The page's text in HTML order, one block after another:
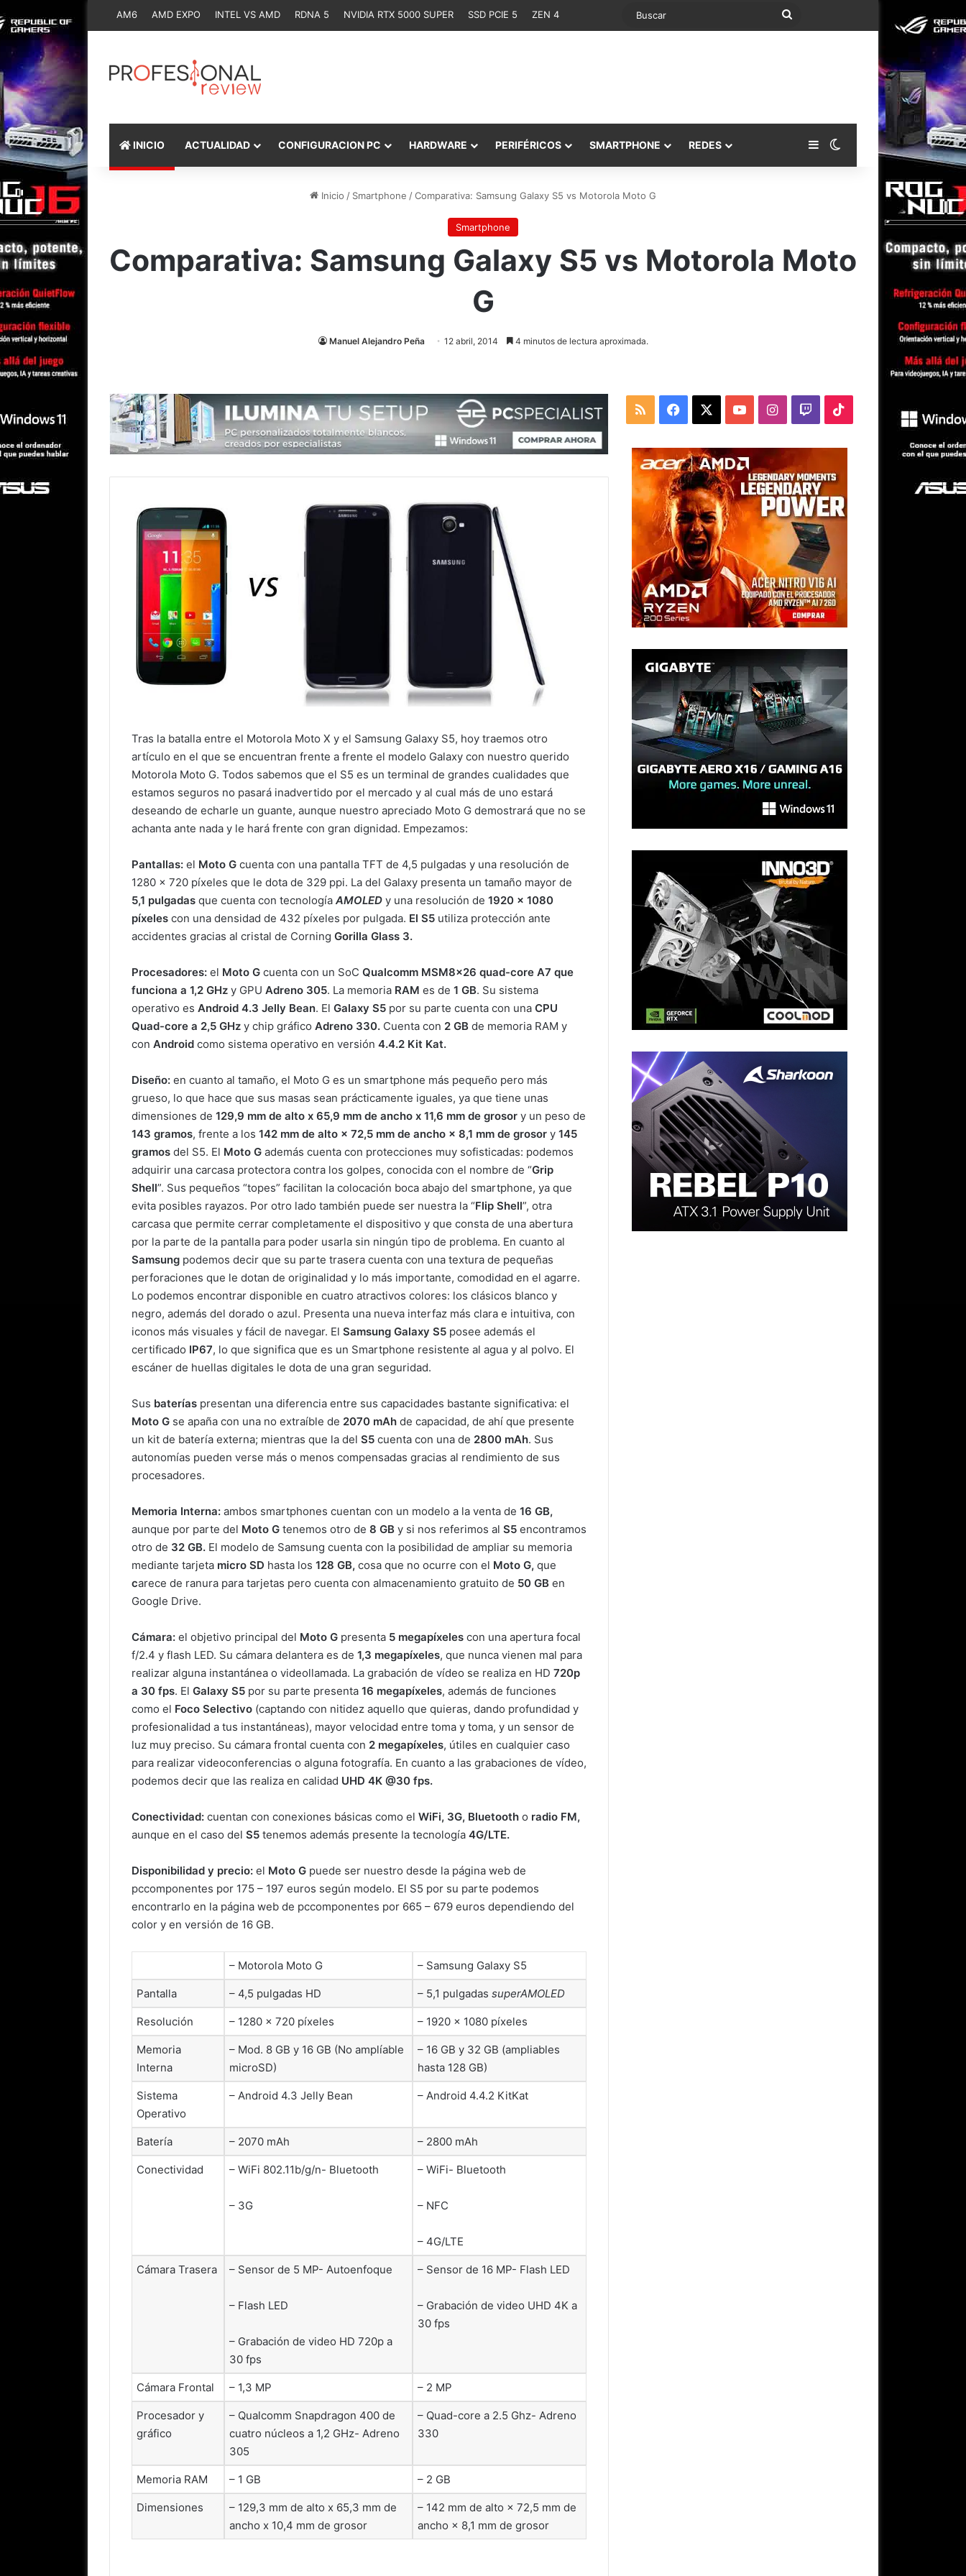
AM6 AMD EXPO INTEL VS AMD RDNA 5 NVIDIA RTX 5000 SUPER SSD PCIE 5 ZEN 4 Buscar
INICIO ACTUALIDAD CONFIGURACION PC HARDWARE PERIFÉRICOS SMARTPHONE REDES Barra lateral
Switch skin
Inicio / Smartphone /Comparativa: Samsung Galaxy S5 vs Motorola Moto G
Smartphone
Comparativa: Samsung Galaxy S5 vs Motorola Moto
G
Manuel Alejandro Peña 12 abril, 2014 4 minutos de lectura aproximada.
Tras la batalla entre el Motorola Moto X y el Samsung Galaxy S5, hoy traemos otro
artículo en el que se encuentran frente a frente el modelo Galaxy con nuestro querido
Motorola Moto G. Todos sabemos que el S5 es un terminal de grandes cualidades que
estamos seguros no pasará inadvertido por el mercado y al cual más de uno estará
deseando de echarle un guante, aunque nuestro apreciado Moto G demostrará que no se
achanta ante nada y le hará frente con gran dignidad. Empezamos:
Pantallas: el Moto G cuenta con una pantalla TFT de 4,5 pulgadas y una resolución de
1280 x 720 píxeles que le dota de 329 ppi. La del Galaxy presenta un tamaño mayor de
5,1 pulgadas que cuenta con tecnología AMOLED y una resolución de 1920 x 1080
píxeles con una densidad de 432 píxeles por pulgada. El S5 utiliza protección ante
accidentes gracias al cristal de Corning Gorilla Glass 3.
Procesadores: el Moto G cuenta con un SoC Qualcomm MSM8x26 quad-core A7 que
funciona a 1,2 GHz y GPU Adreno 305. La memoria RAM es de 1 GB. Su sistema
operativo es Android 4.3 Jelly Bean. El Galaxy S5 por su parte cuenta con una CPU
Quad-core a 2,5 GHz y chip gráfico Adreno 330. Cuenta con 2 GB de memoria RAM y
con Android como sistema operativo en versión 4.4.2 Kit Kat.
Diseño: en cuanto al tamaño, el Moto G es un smartphone más pequeño pero más
grueso, lo que hace que sus masas sean prácticamente iguales, ya que tiene unas
dimensiones de 129,9 mm de alto x 65,9 mm de ancho x 11,6 mm de grosor y un peso de
143 gramos, frente a los 142 mm de alto × 72,5 mm de ancho × 8,1 mm de grosor y 145
gramos del S5. El Moto G además cuenta con protecciones muy sofisticadas: podemos
adquirir una carcasa protectora contra los golpes, conocida con el nombre de “Grip
Shell”. Sus pequeños “topes” facilitan la colocación boca abajo del smartphone, ya que
evita posibles rayazos. Por otro lado también puede ser nuestra la “Flip Shell”, otra
carcasa que permite cerrar completamente el dispositivo y que consta de una abertura
por la parte de la pantalla para poder usarla sin ningún tipo de problema. En cuanto al
Samsung podemos decir que su parte trasera cuenta con una textura de pequeñas
perforaciones que le dotan de originalidad y lo más importante, comodidad en el agarre.
Lo podemos encontrar disponible en cuatro atractivos colores: los clásicos blanco y
negro, además del dorado o azul. Presenta una nueva interfaz más clara e intuitiva, con
iconos más visuales y fácil de navegar. El Samsung Galaxy S5 posee además el
certificado IP67, lo que significa que es un Smartphone resistente al agua y al polvo. El
escáner de huellas digitales le dota de una gran seguridad.
Sus baterías presentan una diferencia entre sus capacidades bastante significativa: el
Moto G se apaña con una no extraíble de 2070 mAh de capacidad, de ahí que presente
un kit de batería externa; mientras que la del S5 cuenta con una de 2800 mAh. Sus
autonomías pueden verse más o menos compensadas gracias al rendimiento de sus
procesadores.
Memoria Interna: ambos smartphones cuentan con un modelo a la venta de 16 GB,
aunque por parte del Moto G tenemos otro de 8 GB y si nos referimos al S5 encontramos
otro de 32 GB. El modelo de Samsung cuenta con la posibilidad de ampliar su memoria
mediante tarjeta micro SD hasta los 128 GB, cosa que no ocurre con el Moto G, que
carece de ranura para tarjetas pero cuenta con almacenamiento gratuito de 50 GB en
Google Drive.
Cámara: el objetivo principal del Moto G presenta 5 megapíxeles con una apertura focal
f/2.4 y flash LED. Su cámara delantera es de 1,3 megapíxeles, que nunca vienen mal para
realizar alguna instantánea o videollamada. La grabación de vídeo se realiza en HD 720p
a 30 fps. El Galaxy S5 por su parte presenta 16 megapíxeles, además de funciones
como el Foco Selectivo (captando con nitidez aquello que quieras, dando profundidad y
profesionalidad a tus instantáneas), mayor velocidad entre toma y toma, y un sensor de
luz muy preciso. Su cámara frontal cuenta con 2 megapíxeles, útiles en cualquier caso
para realizar videoconferencias o alguna fotografía. En cuanto a las grabaciones de vídeo,
podemos decir que las realiza en calidad UHD 4K @30 fps.
Conectividad: cuentan con conexiones básicas como el WiFi, 3G, Bluetooth o radio FM,
aunque en el caso del S5 tenemos además presente la tecnología 4G/LTE.
Disponibilidad y precio: el Moto G puede ser nuestro desde la página web de
pccomponentes por 175 – 197 euros según modelo. El S5 por su parte podemos
encontrarlo en la página web de pccomponentes por 665 – 679 euros dependiendo del
color y en versión de 16 GB.
– Motorola Moto G – Samsung Galaxy S5
Pantalla – 4,5 pulgadas HD – 5,1 pulgadas superAMOLED
Resolución – 1280 × 720 píxeles – 1920 × 1080 píxeles
Memoria
Interna
– Mod. 8 GB y 16 GB (No amplíable
microSD)
– 16 GB y 32 GB (ampliables
hasta 128 GB)
Sistema
Operativo
– Android 4.3 Jelly Bean – Android 4.4.2 KitKat
Batería – 2070 mAh – 2800 mAh
Conectividad – WiFi 802.11b/g/n- Bluetooth
– 3G
– WiFi- Bluetooth
– NFC
– 4G/LTE
Cámara Trasera – Sensor de 5 MP- Autoenfoque
– Flash LED
– Grabación de video HD 720p a
30 fps
– Sensor de 16 MP- Flash LED
– Grabación de video UHD 4K a
30 fps
Cámara Frontal – 1,3 MP – 2 MP
Procesador y
gráfico
– Qualcomm Snapdragon 400 de
cuatro núcleos a 1,2 GHz- Adreno
305
– Quad-core a 2.5 Ghz- Adreno
330
Memoria RAM – 1 GB – 2 GB
Dimensiones
– 129,3 mm de alto x 65,3 mm de
ancho x 10,4 mm de grosor
– 142 mm de alto × 72,5 mm de
ancho × 8,1 mm de grosor
RSS Facebook YouTubeInstagram
TwitchTikTok